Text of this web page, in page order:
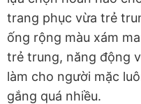
trang phục vừa trẻ
ống rộng màu xám
trẻ trung, năng động
làm cho người mặc
gắng quá nhiều.